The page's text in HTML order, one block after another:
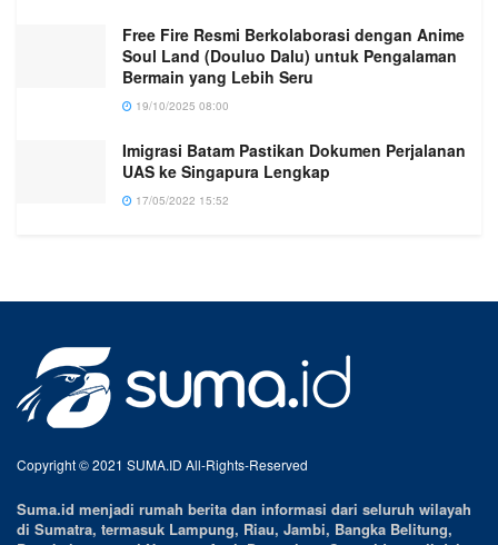
Free Fire Resmi Berkolaborasi dengan Anime
Soul Land (Douluo Dalu) untuk Pengalaman
Bermain yang Lebih Seru
19/10/2025 08:00
Imigrasi Batam Pastikan Dokumen Perjalanan
UAS ke Singapura Lengkap
17/05/2022 15:52
Copyright © 2021 SUMA.ID All-Rights-Reserved
Suma.id menjadi rumah berita dan informasi dari seluruh wilayah
di Sumatra, termasuk Lampung, Riau, Jambi, Bangka Belitung,